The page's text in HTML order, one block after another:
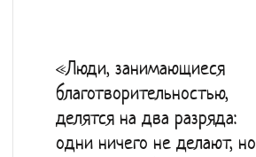
«Люди, занимающиеся
благотворительностью,
делятся на два разряда:
одни ничего не делают, но